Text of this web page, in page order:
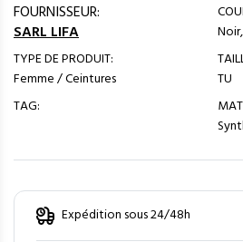
FOURNISSEUR:
SARL LIFA
TYPE DE PRODUIT:
Femme / Ceintures
TAG:
TU
Expédition sous 24/48h